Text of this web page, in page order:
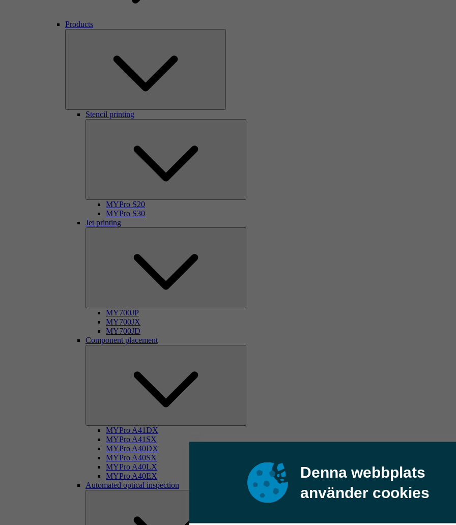
Denna webbplats
använder cookies
Products
Stencil printing
MYPro S20
MYPro S30
Jet printing
MY700JP
MY700JX
MY700JD
Component placement
MYPro A41DX
MYPro A41SX
MYPro A40DX
MYPro A40SX
MYPro A40LX
MYPro A40EX
Automated optical inspection